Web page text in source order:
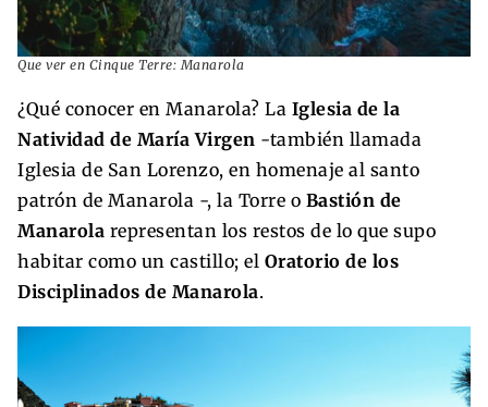
Que ver en Cinque Terre: Manarola
¿Qué conocer en Manarola? La Iglesia de la
Natividad de María Virgen -también llamada
Iglesia de San Lorenzo, en homenaje al santo
patrón de Manarola -, la Torre o Bastión de
Manarola representan los restos de lo que supo
habitar como un castillo; el Oratorio de los
Disciplinados de Manarola.